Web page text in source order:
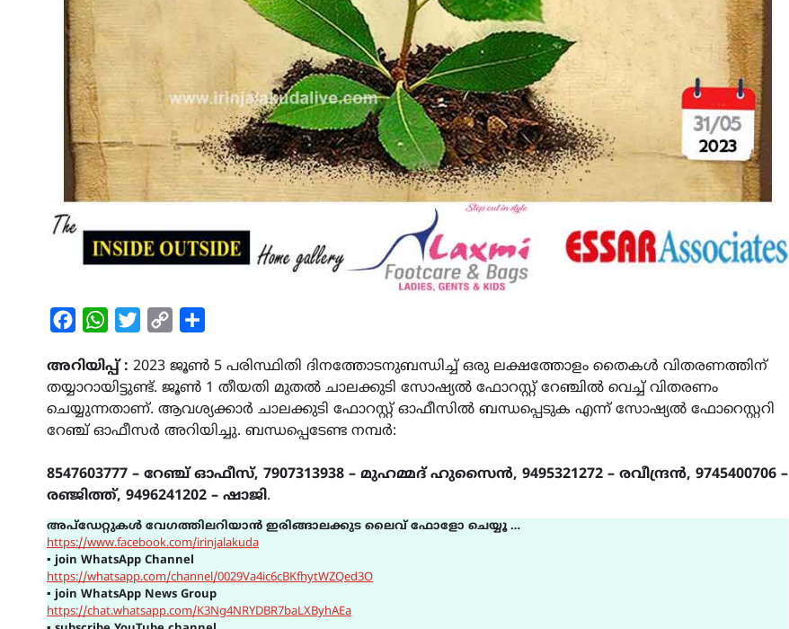
FacebookWhatsAppTwitterCopy
അറിയിപ്പ് : 2023 ജൂൺ 5 പരിസ്ഥിതി ദിനത്തോടനുബന്ധിച്ച് ഒരു ലക്ഷത്തോളം തൈകൾ വിതരണത്തിന്
തയ്യാറായിട്ടുണ്ട്. ജൂൺ 1 തീയതി മുതൽ ചാലക്കുടി സോഷ്യൽ ഫോറസ്റ്റ് റേഞ്ചിൽ വെച്ച് വിതരണം
ചെയ്യുന്നതാണ്. ആവശ്യക്കാർ ചാലക്കുടി ഫോറസ്റ്റ് ഓഫീസിൽ ബന്ധപ്പെടുക എന്ന് സോഷ്യൽ ഫോറെസ്റ്ററി
റേഞ്ച് ഓഫീസർ അറിയിച്ചു. ബന്ധപ്പെടേണ്ട നമ്പർ:
8547603777 – റേഞ്ച് ഓഫീസ്, 7907313938 – മുഹമ്മദ് ഹുസൈൻ, 9495321272 – രവീന്ദ്രൻ, 9745400706 –
രഞ്ജിത്ത്, 9496241202 – ഷാജി.
അപ്ഡേറ്റുകൾ വേഗത്തിലറിയാൻ ഇരിങ്ങാലക്കുട ലൈവ് ഫോളോ ചെയ്യൂ …
https://www.facebook.com/irinjalakuda
▪ join WhatsApp Channel
https://whatsapp.com/channel/0029Va4ic6cBKfhytWZQed3O
▪ join WhatsApp News Group
https://chat.whatsapp.com/K3Ng4NRYDBR7baLXByhAEa